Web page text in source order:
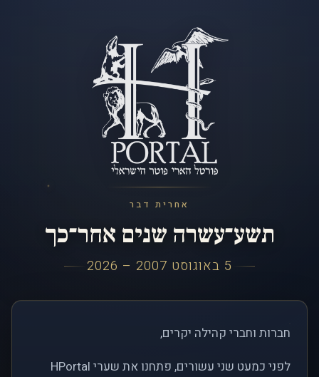
אחרית דבר
תשע־עשרה שנים אחר־כך
5 באוגוסט 2007 – 2026
חברות וחברי קהילה יקרים,
לפני כמעט שני עשורים, פתחנו את שערי HPortal